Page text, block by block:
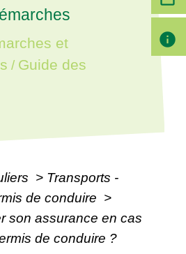
et
/ Guide des
> Transports -
de conduire >
son assurance en cas
de conduire ?
info